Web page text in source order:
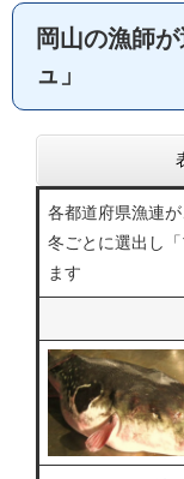
岡山の漁師
ュ」
各都道府県漁連
冬ごとに選出し
ます